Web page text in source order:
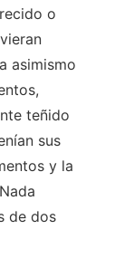
o
asimismo
teñido
sus
y la
de dos